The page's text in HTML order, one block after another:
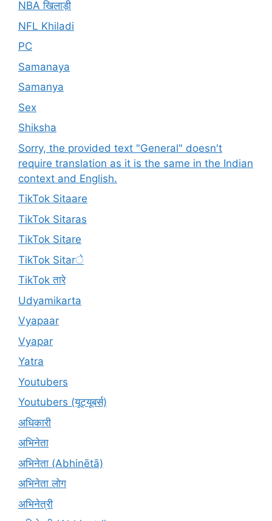
NBA खिलाड़ी
NFL Khiladi
PC
Samanaya
Samanya
Sex
Shiksha
Sorry, the provided text "General" doesn't
require translation as it is the same in the Indian
context and English.
TikTok Sitaare
TikTok Sitaras
TikTok Sitare
TikTok Sitarे
TikTok तारे
Udyamikarta
Vyapaar
Vyapar
Yatra
Youtubers
Youtubers (यूट्यूबर्स)
अधिकारी
अभिनेता
अभिनेता (Abhinētā)
अभिनेता लोग
अभिनेत्री